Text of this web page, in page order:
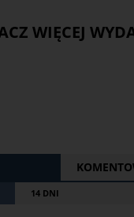
WIĘCEJ
14 DNI